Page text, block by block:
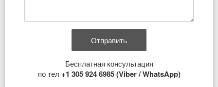
Бесплатная консультация
по тел +1 305 924 6985 (Viber / WhatsApp)